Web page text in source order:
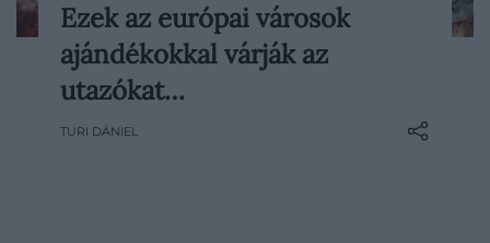
Az elmúlt években egyre több európai
város próbálja valahogyan kezelni a
túlturizmus problémáját. A legtöbb
korlátozások és büntetések jelentek meg,
Ezek az európai városok
ajándékokkal várják az
utazókat…
TURI DÁNIEL